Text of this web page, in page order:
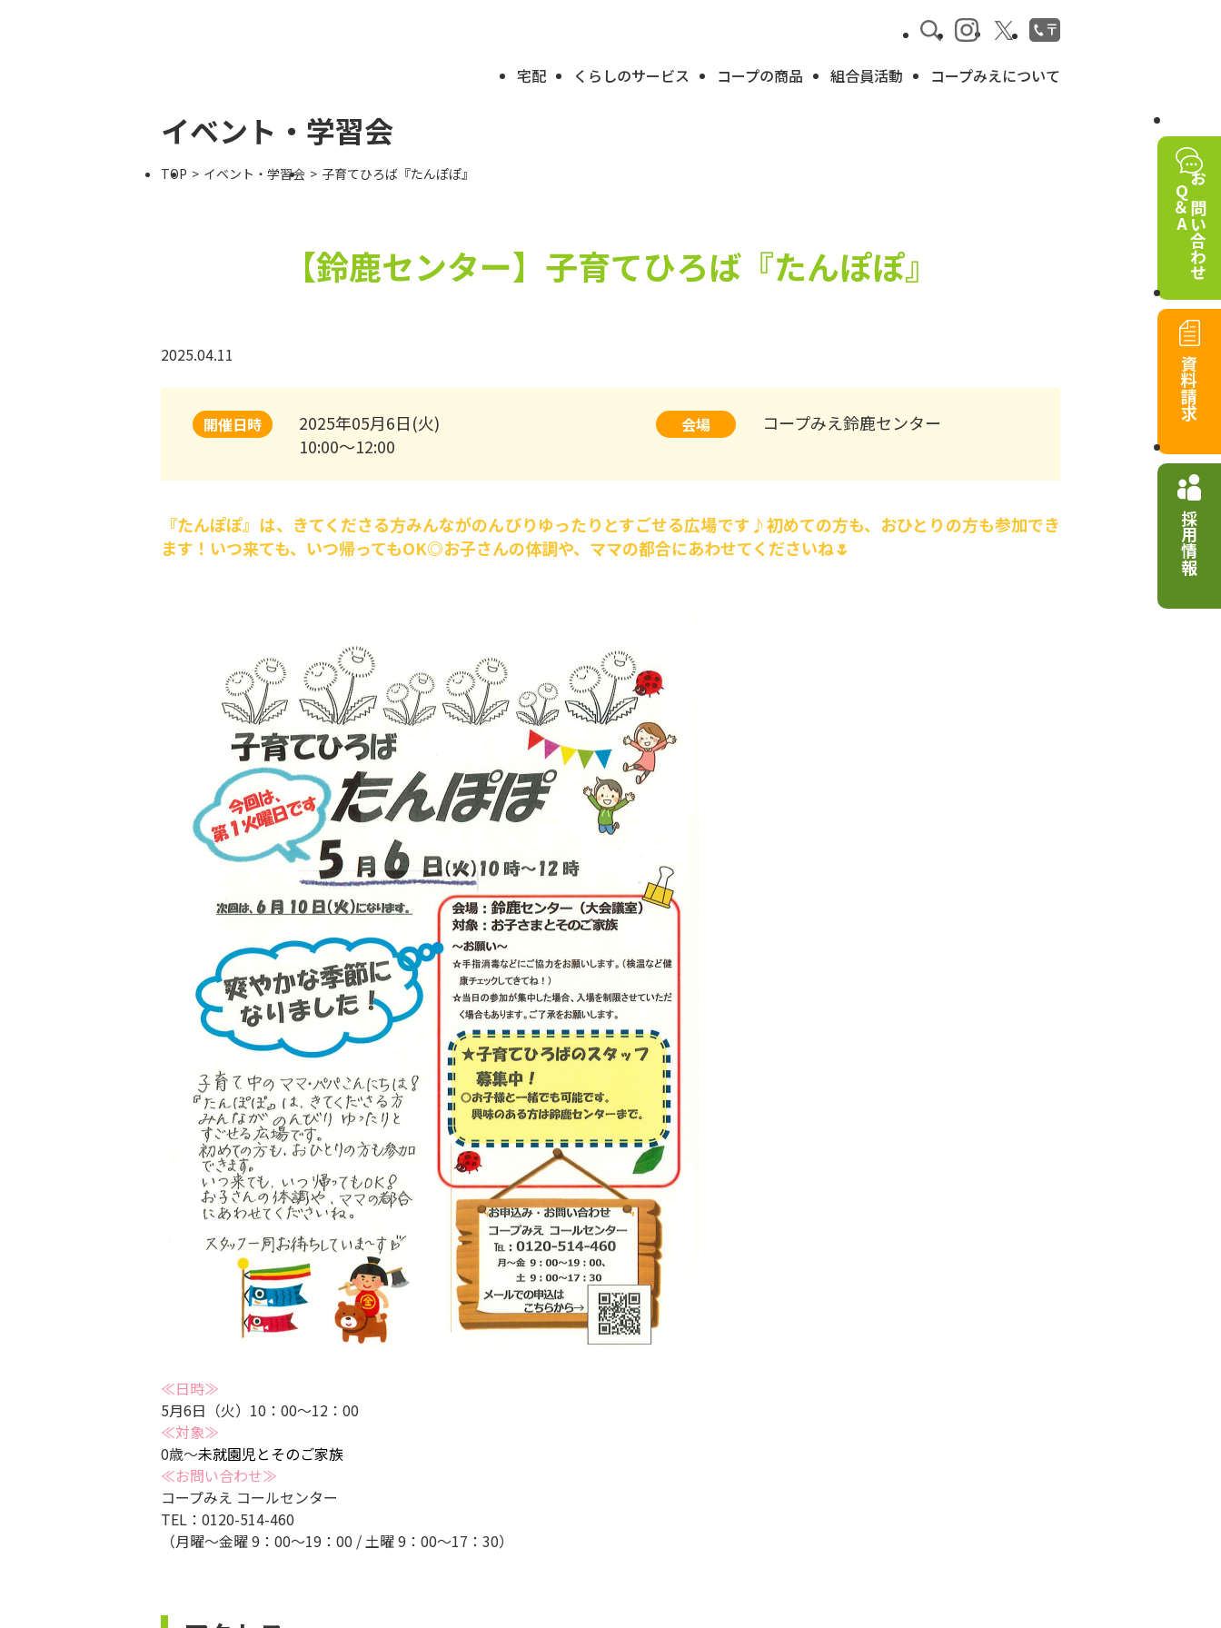
宅配 くらしのサービス コープの商品 組合員活動 コープみえについて
お問い合わせ
Q＆A
資料請求
採用情報
イベント・学習会
TOP イベント・学習会 子育てひろば『たんぽぽ』
【鈴鹿センター】 子育てひろば『たんぽぽ』
2025.04.11
開催日時
2025年05月6日(火)
10:00～12:00
会場 コープみえ鈴鹿センター
『たんぽぽ』は、きてくださる方みんながのんびりゆったりとすごせる広場です♪初めての方も、おひとりの方も参加でき
ます！いつ来ても、いつ帰ってもOK◎お子さんの体調や、ママの都合にあわせてくださいね🌷
≪日時≫
5月6日（火）10：00～12：00
≪対象≫
0歳～未就園児とそのご家族
≪お問い合わせ≫
コープみえ コールセンター
TEL：0120-514-460
（月曜～金曜 9：00～19：00 / 土曜 9：00～17：30）